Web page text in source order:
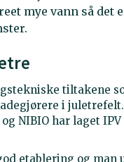
mye vann så
tiltakene
i
NIBIO har laget
etablering og man